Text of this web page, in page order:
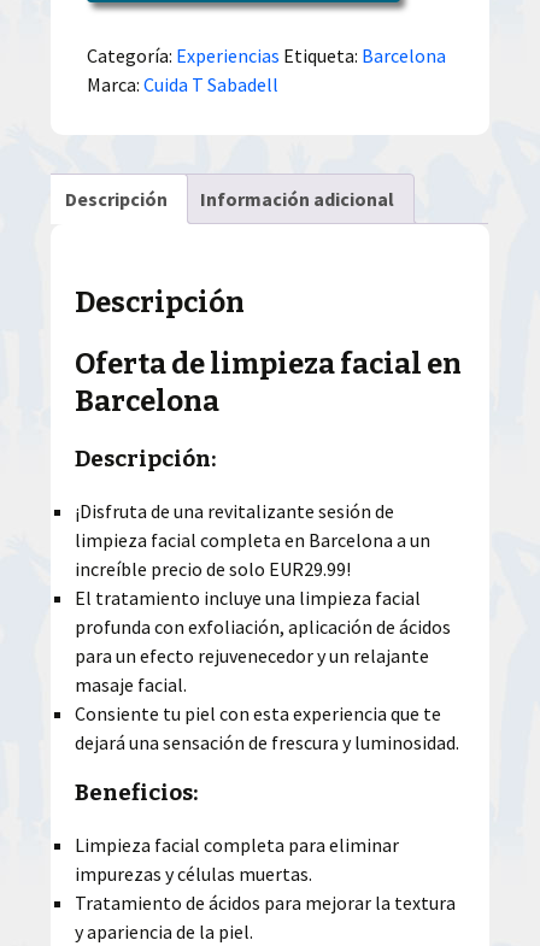
Categoría: Experiencias Etiqueta: Barcelona
Marca:Cuida T Sabadell
Descripción Información adicional
Descripción
Oferta de limpieza facial en
Barcelona
Descripción:
¡Disfruta de una revitalizante sesión de
limpieza facial completa en Barcelona a un
increíble precio de solo EUR29.99!
El tratamiento incluye una limpieza facial
profunda con exfoliación, aplicación de ácidos
para un efecto rejuvenecedor y un relajante
masaje facial.
Consiente tu piel con esta experiencia que te
dejará una sensación de frescura y luminosidad.
Beneficios:
Limpieza facial completa para eliminar
impurezas y células muertas.
Tratamiento de ácidos para mejorar la textura
y apariencia de la piel.